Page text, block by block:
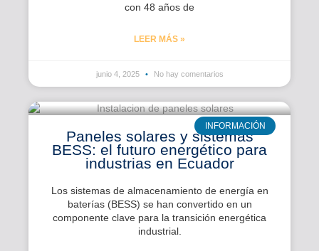
con 48 años de
LEER MÁS »
junio 4, 2025 No hay comentarios
INFORMACIÓN
Paneles solares y sistemas
BESS: el futuro energético para
industrias en Ecuador
Los sistemas de almacenamiento de energía en
baterías (BESS) se han convertido en un
componente clave para la transición energética
industrial.